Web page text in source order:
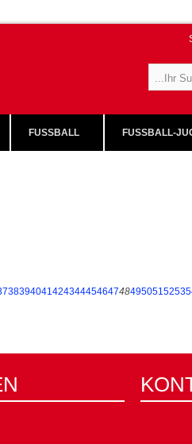
FUSSBALL FUSSBALL-
38394041424344454647484950515253